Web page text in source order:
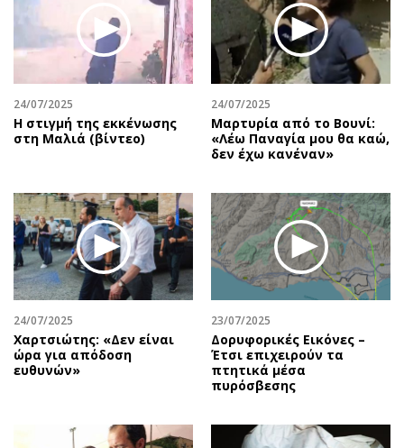
24/07/2025
H στιγμή της εκκένωσης
στη Μαλιά (βίντεο)
24/07/2025
Μαρτυρία από το Βουνί:
«Λέω Παναγία μου θα καώ,
δεν έχω κανέναν»
24/07/2025
Χαρτσιώτης: «Δεν είναι
ώρα για απόδοση
ευθυνών»
23/07/2025
Δορυφορικές Εικόνες –
Έτσι επιχειρούν τα
πτητικά μέσα
πυρόσβεσης